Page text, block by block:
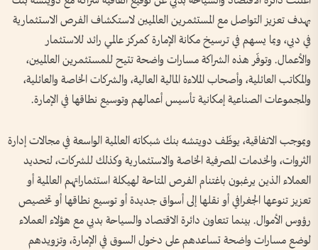
بهدف تعزيز التواصل مع المستثمرين العالميين لاستكشاف الفرص الاستثمارية
في دبي، وبما يسهم في ترسيخ مكانة الإمارة كمركز عالمي رائد للاستثمار
والأعمال. وتوفّر هذه الشراكة مسارات واضحة تتيح للمستثمرين العالميين،
والمكاتب العائلية، وأصحاب الملاءة المالية العالية، والشركات الخاصة والعائلية،
والمجموعات الصناعية إمكانية تأسيس أعمالهم وتوسيع نطاقها في الإمارة.
وبموجب الاتفاقية، يوظّف دويتشه بنك شبكاته العالمية الواسعة في مجالات إدارة
الثروات، والخدمات المصرفية الخاصة والاستثمارية وكذلك للشركات، لتحديد
العملاء الذين يرغبون باغتنام الفرص المتاحة لهيكلة استثماراتهم العالمية أو
تعزيز تنوعها الجغرافي أو نقلها إلى أسواق جديدة أو توسيع نطاقها أو تخصيص
رؤوس الأموال. بينما تتعاون دائرة الاقتصاد والسياحة بدبي مع هؤلاء العملاء
لوضع مسارات واضحة تساعدهم على دخول السوق في الإمارة، وتزويدهم